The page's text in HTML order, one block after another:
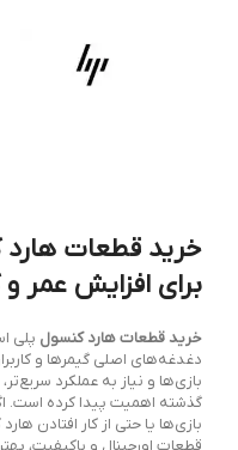
خرید قطعات هارد
برای افزایش عمر
خرید قطعات هارد کنسول پلی
دغدغه‌های اصلی گیمرها و
بازی‌ها و نیاز به عملکرد
گذشته اهمیت پیدا کرده است.
بازی‌ها یا حتی از کار افتادن
قطعات اورجینال و باکیفیت،